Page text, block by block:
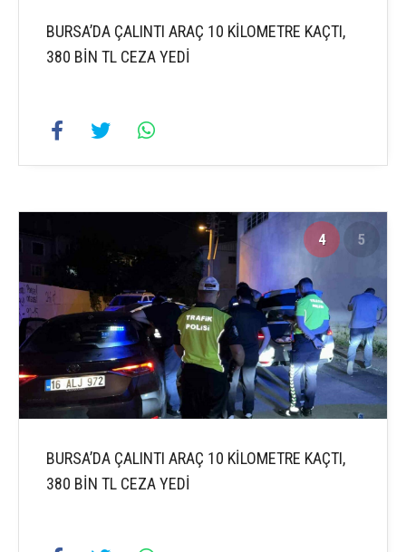
BURSA’DA ÇALINTI ARAÇ 10 KİLOMETRE KAÇTI,
380 BİN TL CEZA YEDİ
4 5
BURSA’DA ÇALINTI ARAÇ 10 KİLOMETRE KAÇTI,
380 BİN TL CEZA YEDİ